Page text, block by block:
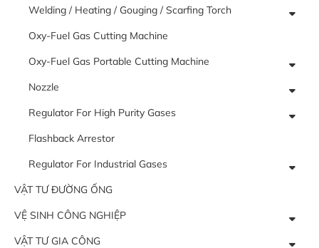
Welding / Heating / Gouging / Scarfing Torch
Oxy-Fuel Gas Cutting Machine
Oxy-Fuel Gas Portable Cutting Machine
Nozzle
Regulator For High Purity Gases
Flashback Arrestor
Regulator For Industrial Gases
VẬT TƯ ĐƯỜNG ỐNG
VỆ SINH CÔNG NGHIỆP
VẬT TƯ GIA CÔNG